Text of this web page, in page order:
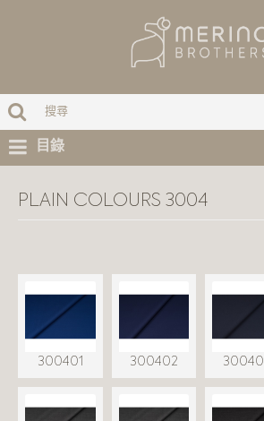
目錄
PLAIN COLOURS 3004
300401 300402